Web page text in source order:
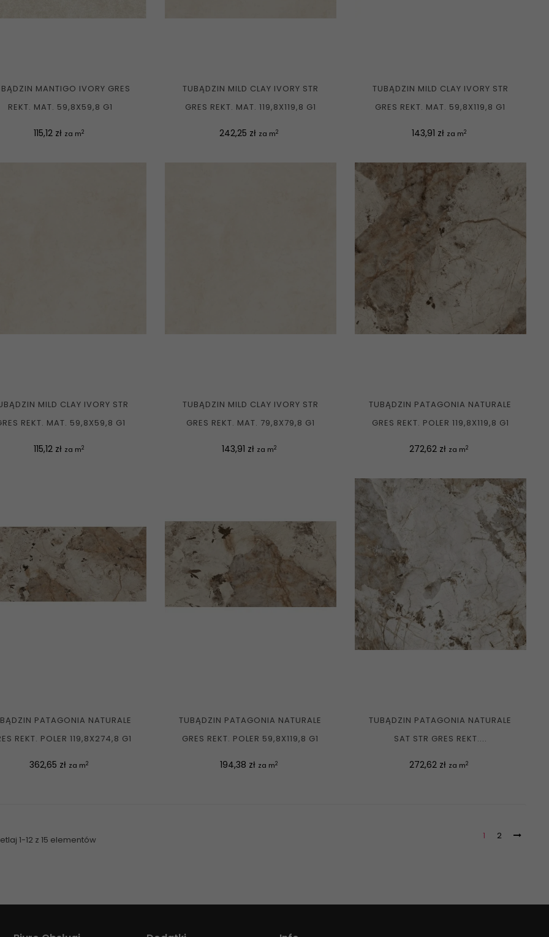
MANTIGO IVORY GRES
REKT. MAT. 59,8X59,8 G1
Cena
115,12 zł za m2
TUBĄDZIN MILD CLAY IVORY STR
GRES REKT. MAT. 119,8X119,8 G1
Cena
242,25 zł za m2
TUBĄDZIN MILD CLAY IVORY STR
GRES REKT. MAT. 59,8X119,8 G1
Cena
143,91 zł za m2
MILD CLAY IVORY STR
REKT. MAT. 59,8X59,8 G1
Cena
115,12 zł za m2
TUBĄDZIN MILD CLAY IVORY STR
GRES REKT. MAT. 79,8X79,8 G1
Cena
143,91 zł za m2
TUBĄDZIN PATAGONIA NATURALE
GRES REKT. POLER 119,8X119,8 G1
Cena
272,62 zł za m2
PATAGONIA NATURALE
REKT. POLER 119,8X274,8 G1
Cena
362,65 zł za m2
TUBĄDZIN PATAGONIA NATURALE
GRES REKT. POLER 59,8X119,8 G1
Cena
194,38 zł za m2
TUBĄDZIN PATAGONIA NATURALE
SAT STR GRES REKT....
Cena
272,62 zł za m2
1-12 z 15 elementów 1 2